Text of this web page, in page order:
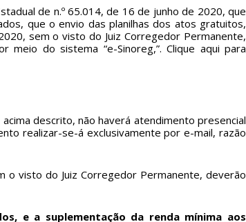
de n.º 65.014, de 16 de junho de 2020, que
que o envio das planilhas dos atos gratuitos,
sem o visto do Juiz Corregedor Permanente,
meio do sistema “e-Sinoreg,”. Clique aqui para
descrito, não haverá atendimento presencial
realizar-se-á exclusivamente por e-mail, razão
o visto do Juiz Corregedor Permanente, deverão
e a suplementação da renda mínima aos